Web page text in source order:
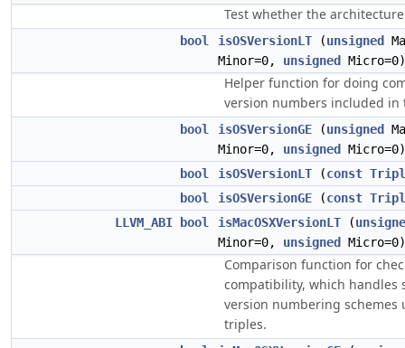
Test whether the
bool isOSVersionLT (unsigned
Minor=0, unsigned
Helper function for doing
version numbers included
bool isOSVersionGE (unsigned
Minor=0, unsigned
bool
isOSVersionLT (const
bool
isOSVersionGE (const
LLVM_ABI
bool isMacOSXVersionLT (
Minor=0, unsigned
Comparison function for
compatibility, which handles
version numbering schemes
triples.